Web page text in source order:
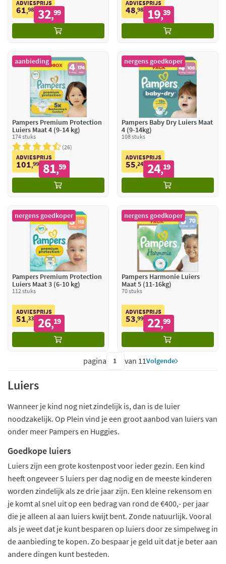
ADVIESPRIJS
61,98 32,99
ADVIESPRIJS
48,98 19,39
aanbieding
Pampers Premium Protection
Luiers Maat 4 (9-14 kg)
174 stuks
26
ADVIESPRIJS
101,99 81,59
nergens goedkoper
Pampers Baby Dry Luiers Maat
4 (9-14kg)
108 stuks
ADVIESPRIJS
55,24 24,19
nergens goedkoper
Pampers Premium Protection
Luiers Maat 3 (6-10 kg)
112 stuks
ADVIESPRIJS
51,33 26,19
nergens goedkoper
Pampers Harmonie Luiers
Maat 5 (11-16kg)
70 stuks
ADVIESPRIJS
53,99 22,99
pagina van 11Volgende
Luiers
Wanneer je kind nog niet zindelijk is, dan is de luier
noodzakelijk. Op Plein vind je een groot aanbod van luiers van
onder meer Pampers en Huggies.
Goedkope luiers
Luiers zijn een grote kostenpost voor ieder gezin. Een kind
heeft ongeveer 5 luiers per dag nodig en de meeste kinderen
worden zindelijk als ze drie jaar zijn. Een kleine rekensom en
je komt al snel uit op een bedrag van rond de €400,- per jaar
die je alleen al aan luiers kwijt bent. Zonde natuurlijk. Vooral
als je weet dat je kunt besparen op luiers door ze simpelweg in
de aanbieding te kopen. Zo bespaar je geld uit dat je beter aan
andere dingen kunt besteden.